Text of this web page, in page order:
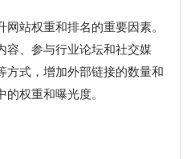
站权重和排名的重要因素。
容、参与行业论坛和社交媒
方式，增加外部链接的数量和
权重和曝光度。